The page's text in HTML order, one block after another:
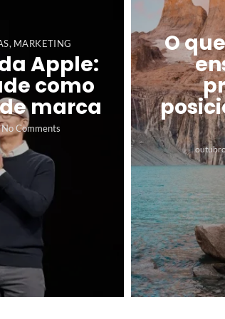
, MARKETING
Apple:
como
marca
No Comments
O